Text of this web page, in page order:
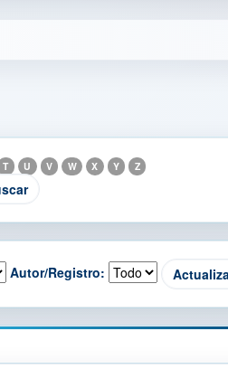
T U V W X Y Z
Autor/Registro: